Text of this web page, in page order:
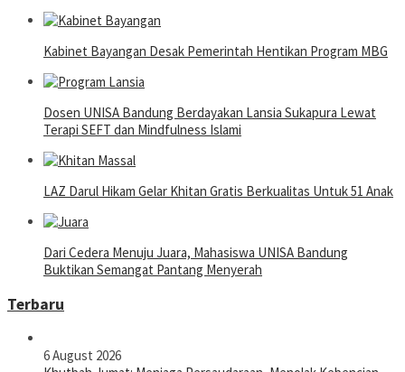
Kabinet Bayangan Desak Pemerintah Hentikan Program MBG
Dosen UNISA Bandung Berdayakan Lansia Sukapura Lewat
Terapi SEFT dan Mindfulness Islami
LAZ Darul Hikam Gelar Khitan Gratis Berkualitas Untuk 51 Anak
Dari Cedera Menuju Juara, Mahasiswa UNISA Bandung
Buktikan Semangat Pantang Menyerah
Terbaru
6 August 2026